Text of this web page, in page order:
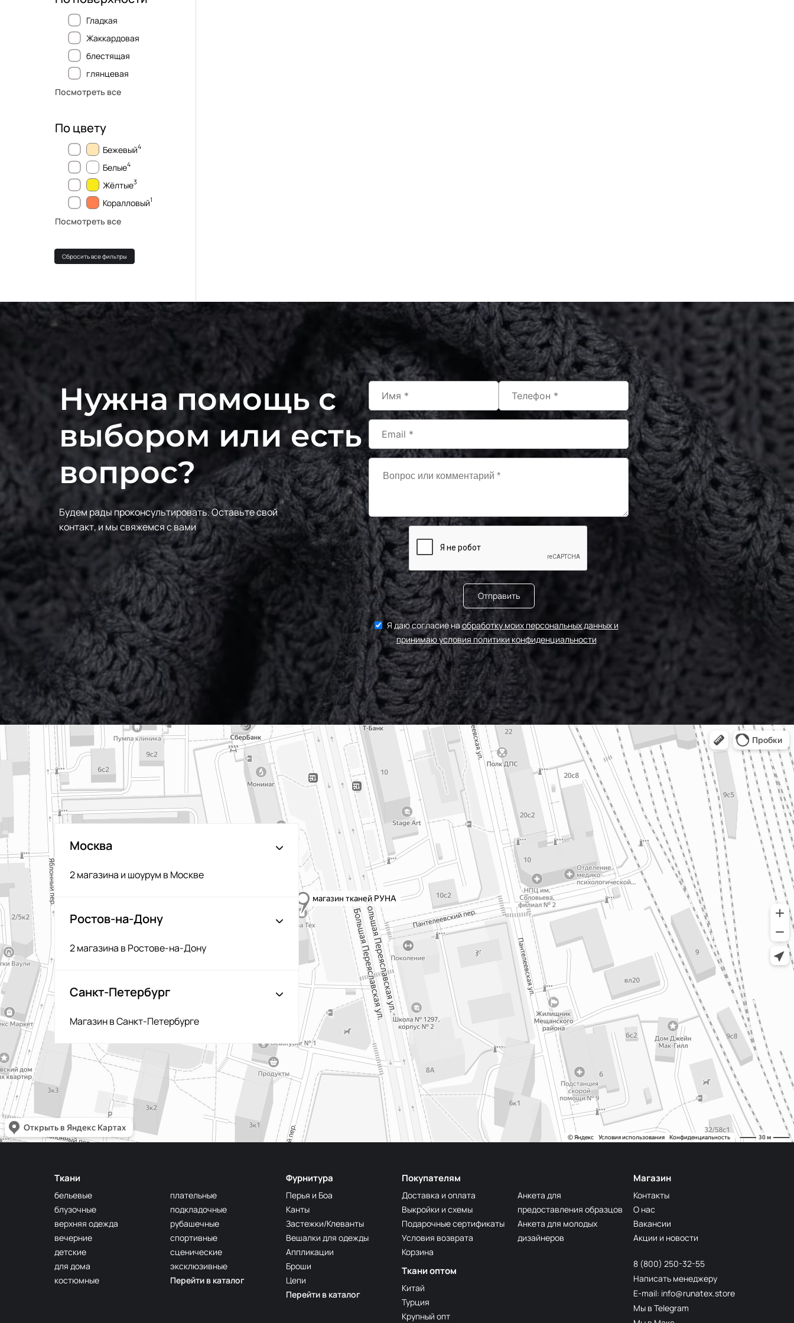
Гладкая
Жаккардовая
блестящая
глянцевая
Посмотреть все
По цвету
Бежевый4
Белые4
Жёлтые3
Коралловый1
Посмотреть все
Сбросить все фильтры
Нужна помощь с
выбором или есть
вопрос?
Будем рады проконсультировать.Оставьте свой
контакт, и мы свяжемся с вами
Отправить
Я даю согласие наобработку моих персональных данных и
принимаю условия политики конфиденциальности
Москва
2 магазина и шоурум в Москве
Ростов-на-Дону
2 магазина в Ростове-на-Дону
Санкт-Петербург
Магазин в Санкт-Петербурге
Ткани
бельевые
блузочные
верхняя одежда
вечерние
детские
для дома
костюмные
плательные
подкладочные
рубашечные
спортивные
сценические
эксклюзивные
Перейти в каталог
Фурнитура
Перья и Боа
Канты
Застежки/Клеванты
Вешалки для одежды
Аппликации
Броши
Цепи
Перейти в каталог
Покупателям
Доставка и оплата
Выкройки и схемы
Подарочные сертификаты
Условия возврата
Корзина
Анкета для
предоставления образцов
Анкета для молодых
дизайнеров
Ткани оптом
Китай
Турция
Крупный опт
Магазин
Контакты
О нас
Вакансии
Акции и новости
8 (800) 250-32-55
Написать менеджеру
E-mail: info@runatex.store
Мы в Telegram